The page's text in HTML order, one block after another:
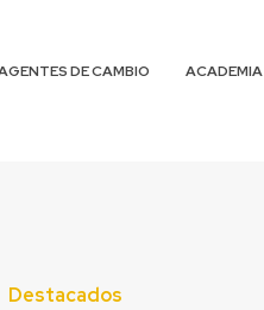
DE CAMBIO ACADEMIA
Destacados